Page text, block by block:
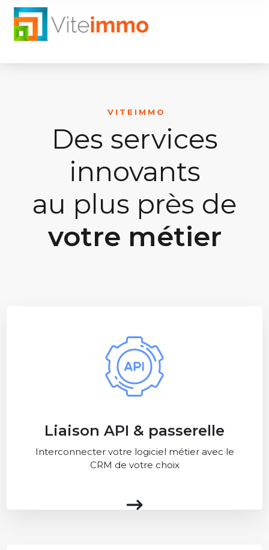
VITEIMMO
Des services
innovants
au plus près de
votre métier
Liaison API & passerelle
Interconnecter votre logiciel métier avec le
CRM de votre choix